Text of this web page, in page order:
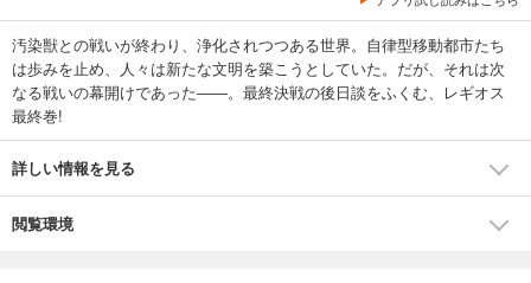
汚染獣との戦いが終わり、浄化されつつある世界。自律型移動都市たち
は歩みを止め、人々は新たな文明を築こうとしていた。だが、それは次
なる戦いの幕開けであった――。最終決戦の後日談をふくむ、レギオス
最終巻!
詳しい情報を見る
閲覧環境
試し読み
あらすじを表示する
638円 (税込)
試し読み